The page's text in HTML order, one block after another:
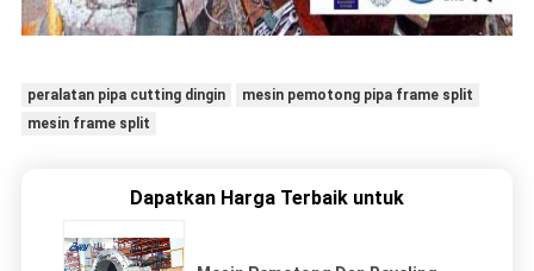
peralatan pipa cutting dingin
mesin pemotong pipa frame split
mesin frame split
Dapatkan Harga Terbaik untuk